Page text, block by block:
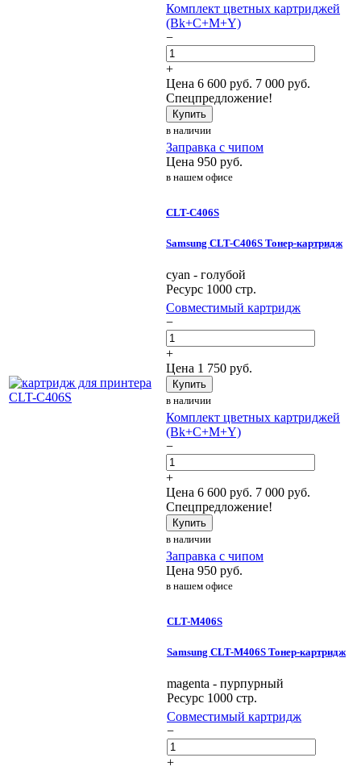
Комплект цветных картриджей
(Bk+C+M+Y)
−
+
Цена 6 600 руб. 7 000 руб.
Спецпредложение!
Купить
в наличии
Заправка с чипом
Цена 950 руб.
в нашем офисе
CLT-C406S
Samsung CLT-C406S Тонер-картридж
cyan - голубой
Ресурс 1000 стр.
Совместимый картридж
−
+
Цена 1 750 руб.
Купить
в наличии
Комплект цветных картриджей
(Bk+C+M+Y)
−
+
Цена 6 600 руб. 7 000 руб.
Спецпредложение!
Купить
в наличии
Заправка с чипом
Цена 950 руб.
в нашем офисе
CLT-M406S
Samsung CLT-M406S Тонер-картридж
magenta - пурпурный
Ресурс 1000 стр.
Совместимый картридж
−
+